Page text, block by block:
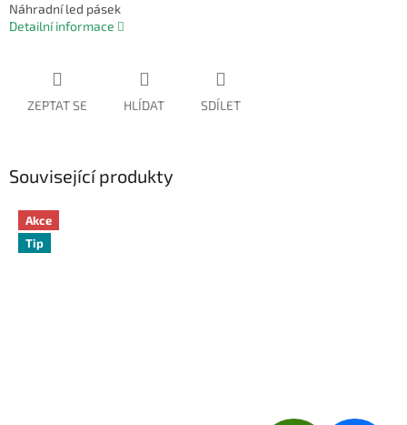
Náhradní led pásek
Detailní informace
ZEPTAT SE HLÍDAT SDÍLET
Související produkty
Akce
Tip